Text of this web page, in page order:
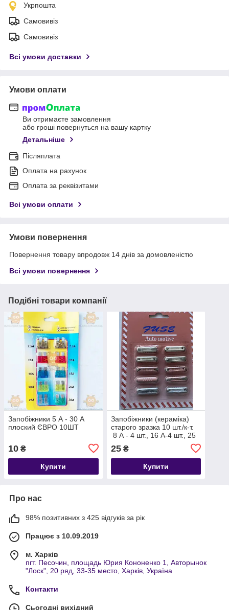
Укрпошта
Самовивіз
Самовивіз
Всі умови доставки
Умови оплати
Ви отримаєте замовлення
або гроші повернуться на вашу картку
Детальніше
Післяплата
Оплата на рахунок
Оплата за реквізитами
Всі умови оплати
Умови повернення
Повернення товару впродовж 14 днів за домовленістю
Всі умови повернення
Подібні товари компанії
Запобіжники 5 А - 30 А
плоский ЄВРО 10ШТ
10 ₴
Купити
Запобіжники (кераміка)
старого зразка 10 шт./к-т.
8 А - 4 шт., 16 А-4 шт., 25
25₴
Купити
Про нас
98% позитивних з 425 відгуків за рік
Працює з 10.09.2019
м. Харків
пгт. Песочин, площадь Юрия Кононенко 1, Авторынок
"Лоск", 20 ряд, 33-35 место, Харків, Україна
Контакти
Сьогодні вихідний